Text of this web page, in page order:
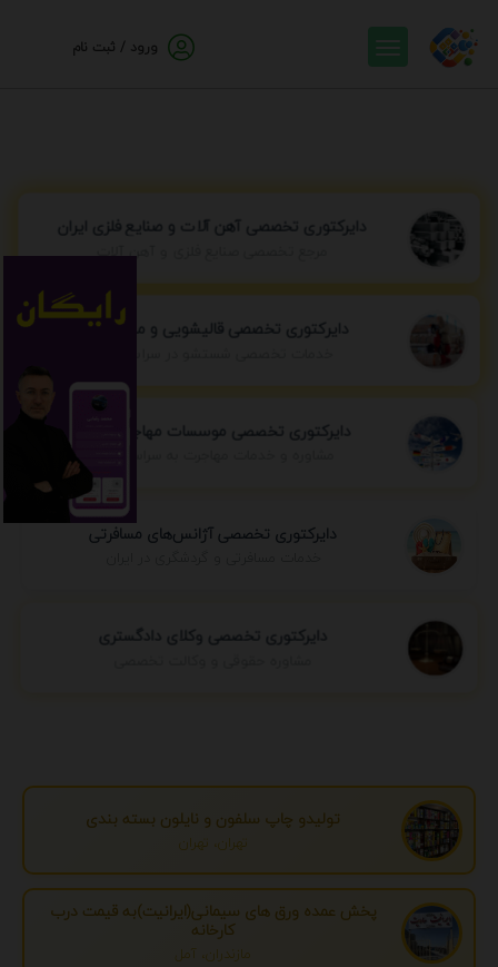
ورود / ثبت نام
دایرکتوری تخصصی آهن آلات و صنایع فلزی ایران
مرجع تخصصی صنایع فلزی و آهن آلات
دایرکتوری تخصصی قالیشویی و مبل شویی
دایرکتوری تخصصی موسسات مهاجرتی ایران
مشاوره و خدمات مهاجرت به سراسر جهان
دایرکتوری تخصصی آژانس‌های مسافرتی
دایرکتوری تخصصی وکلای دادگستری
تولیدو چاپ سلفون و نایلون بسته بندی
تهران، تهران
پخش عمده ورق های سیمانی(ایرانیت)به قیمت درب
کارخانه
مازندران، آمل